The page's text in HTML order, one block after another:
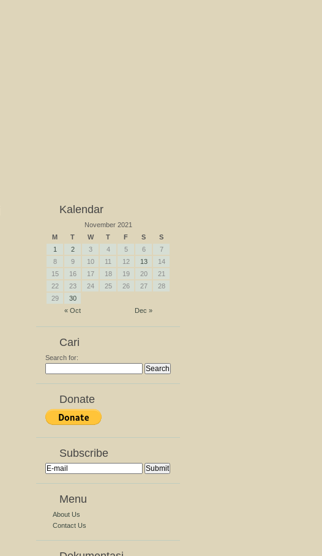
Kalendar
November 2021
M
T W T F S S
« Oct Dec »
1 2 3 4 5 6
7
8
9 10 11 12 13
14
15
16 17 18 19 20
21
22
23 24 25 26 27
28
29
30
Cari
Search for:
Donate
Subscribe
Menu
About Us
Contact Us